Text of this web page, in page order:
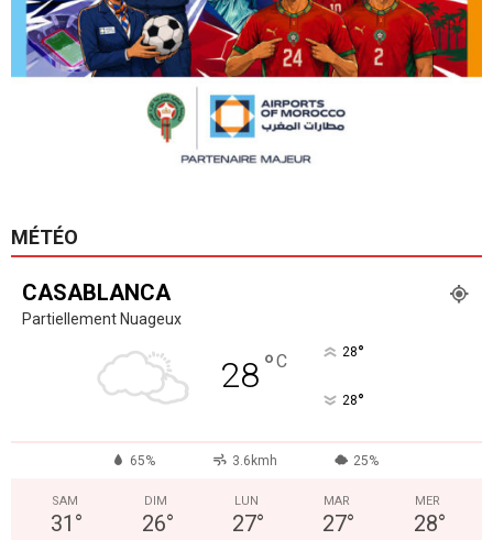
MÉTÉO
CASABLANCA
Partiellement Nuageux
28°C 28°
28°
65% 3.6kmh 25%
SAM
31 °
DIM
26°
LUN
27°
MAR
27°
MER
28°